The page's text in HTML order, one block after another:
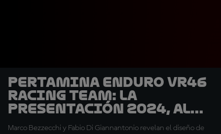
Pertamina Enduro VR46
Racing Team: La
Presentación 2024, al
completo
Marco Bezzecchi y Fabio Di Giannantonio revelan el diseño de